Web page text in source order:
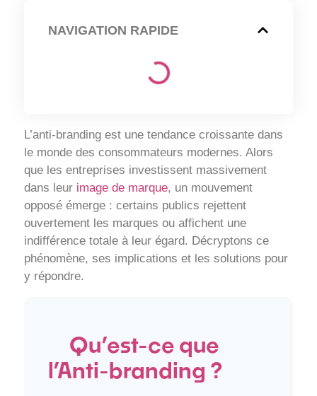
NAVIGATION RAPIDE
L’anti-branding est une tendance croissante dans
le monde des consommateurs modernes. Alors
que les entreprises investissent massivement
dans leur image de marque, un mouvement
opposé émerge : certains publics rejettent
ouvertement les marques ou affichent une
indifférence totale à leur égard. Décryptons ce
phénomène, ses implications et les solutions pour
y répondre.
Qu’est-ce que
l’Anti-branding ?